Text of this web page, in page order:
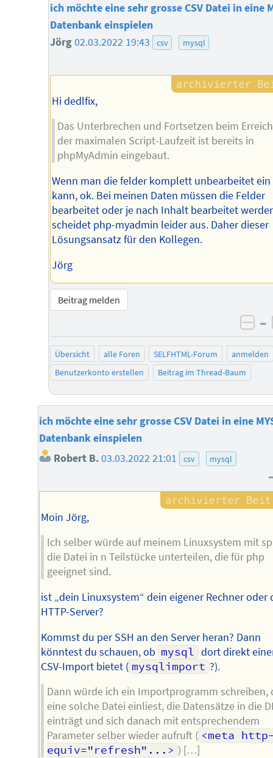
ich möchte eine sehr grosse CSV Datei in eine
Datenbank einspielen
Jörg02.03.2022 19:43 csv mysql
Hi dedlfix,
Das Unterbrechen und Fortsetzen beim
der maximalen Script-Laufzeit ist bereits in
phpMyAdmin eingebaut.
Wenn man die felder komplett unbearbeitet ein
kann, ok. Bei meinen Daten müssen die Felder
bearbeitet oder je nach Inhalt bearbeitet
scheidet php-myadmin leider aus. Daher dieser
Lösungsansatz für den Kollegen.
Jörg
Beitrag melden
–
Übersicht alle Foren SELFHTML-Forum
anmelden
Benutzerkonto erstellen
Beitrag im Thread-Baum
ich möchte eine sehr grosse CSV Datei in eine
Datenbank einspielen
Robert B.03.03.2022 21:01 csv mysql
Moin Jörg,
Ich selber würde auf meinem Linuxsystem mit
die Datei in n Teilstücke unterteilen, die für php
geeignet sind.
ist „dein Linuxsystem“ dein eigener Rechner oder
HTTP-Server?
Kommst du per SSH an den Server heran? Dann
könntest du schauen, ob mysql dort direkt
CSV-Import bietet ( mysqlimport ?).
Dann würde ich ein Importprogramm schreiben,
eine solche Datei einliest, die Datensätze in die
einträgt und sich danach mit entsprechendem
Parameter selber wieder aufruft ( <meta
equiv="refresh"...> ) […]